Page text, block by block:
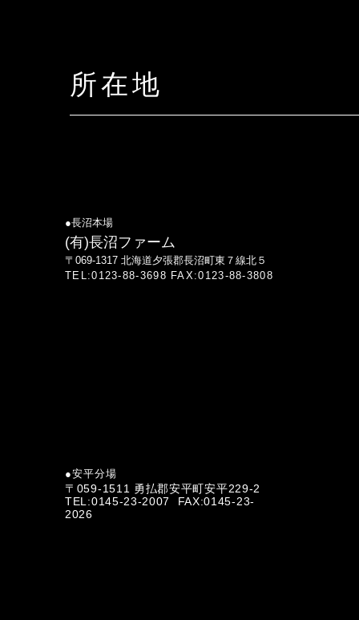
所在地
●長沼本場
(有)長沼ファーム
〒069-1317 北海道夕張郡長沼町東７線北５
TEL:0123-88-3698 FAX:0123-88-3808
●安平分場
〒059-1511 勇払郡安平町安平229-2
TEL:0145-23-2007 FAX:0145-23-
2026